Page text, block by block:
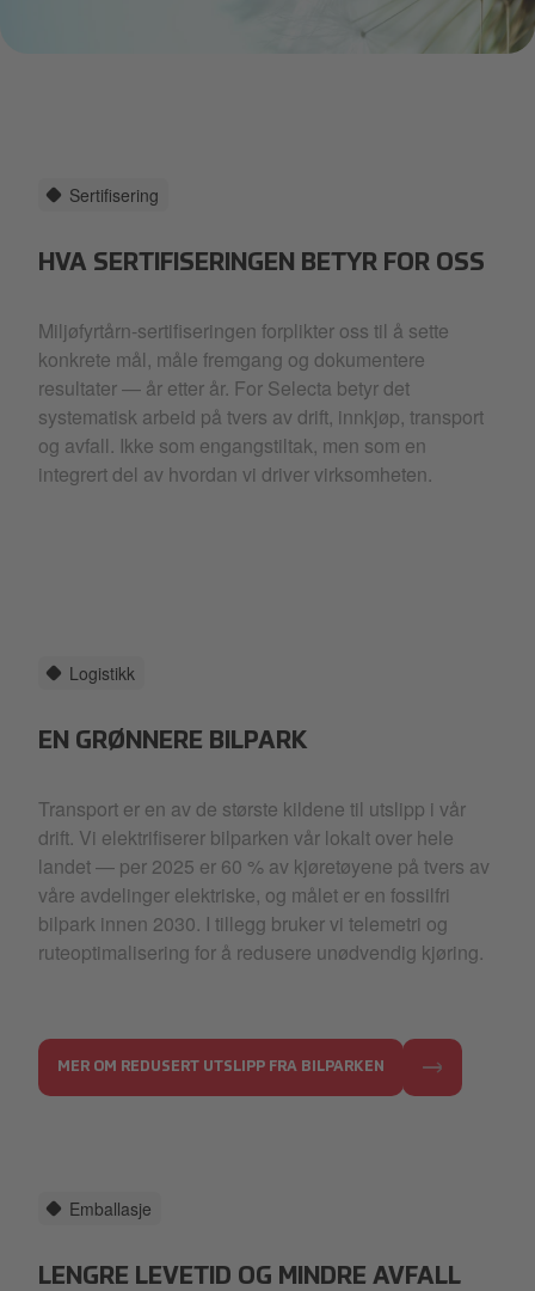
Sertifisering
HVA SERTIFISERINGEN BETYR FOR OSS
Miljøfyrtårn-sertifiseringen forplikter oss til å sette
konkrete mål, måle fremgang og dokumentere
resultater — år etter år. For Selecta betyr det
systematisk arbeid på tvers av drift, innkjøp, transport
og avfall. Ikke som engangstiltak, men som en
integrert del av hvordan vi driver virksomheten.
Logistikk
EN GRØNNERE BILPARK
Transport er en av de største kildene til utslipp i vår
drift. Vi elektrifiserer bilparken vår lokalt over hele
landet — per 2025 er 60 % av kjøretøyene på tvers av
våre avdelinger elektriske, og målet er en fossilfri
bilpark innen 2030. I tillegg bruker vi telemetri og
ruteoptimalisering for å redusere unødvendig kjøring.
MER OM REDUSERT UTSLIPP FRA BILPARKEN
Emballasje
LENGRE LEVETID OG MINDRE AVFALL